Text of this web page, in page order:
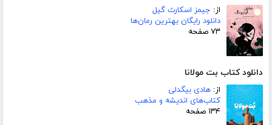
از: جیمز اسکارث گیل
دانلود رایگان بهترین رمان‌ها
۷۳ صفحه
دانلود کتاب بت مولانا
از: هادی بیگدلی
کتاب‌های اندیشه و مذهب
۱۳۴ صفحه